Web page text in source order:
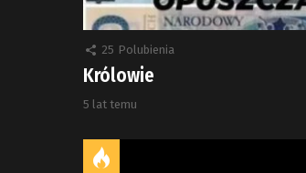
25 Polubienia
Królowie
5 lat temu